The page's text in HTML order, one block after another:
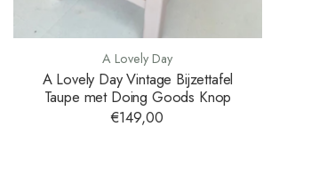
A Lovely Day
A Lovely Day Vintage Bijzettafel
Taupe met Doing Goods Knop
€149,00